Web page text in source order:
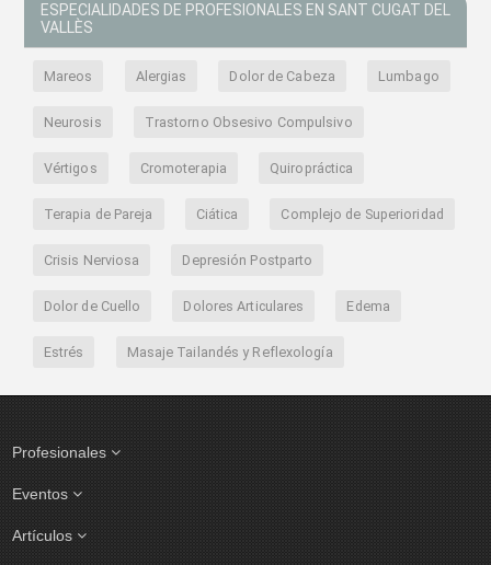
ESPECIALIDADES DE PROFESIONALES EN SANT CUGAT DEL
VALLÈS
Mareos Alergias Dolor de Cabeza Lumbago
Neurosis Trastorno Obsesivo Compulsivo
Vértigos Cromoterapia Quiropráctica
Terapia de Pareja Ciática Complejo de Superioridad
Crisis Nerviosa Depresión Postparto
Dolor de Cuello Dolores Articulares Edema
Estrés Masaje Tailandés y Reflexología
Profesionales
Eventos
Artículos